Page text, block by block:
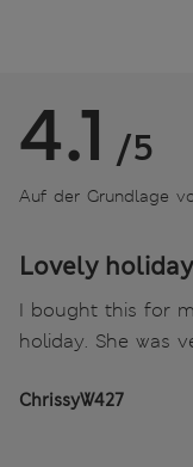
4.1 /5
Auf der Grundlage
Lovely
I bought this for
holiday. She was
ChrissyW427